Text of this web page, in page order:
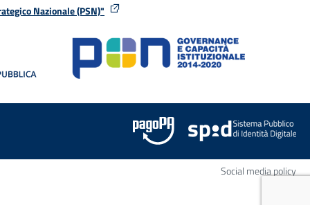
Nazionale (PSN)"
stessa finestra
Social media policy